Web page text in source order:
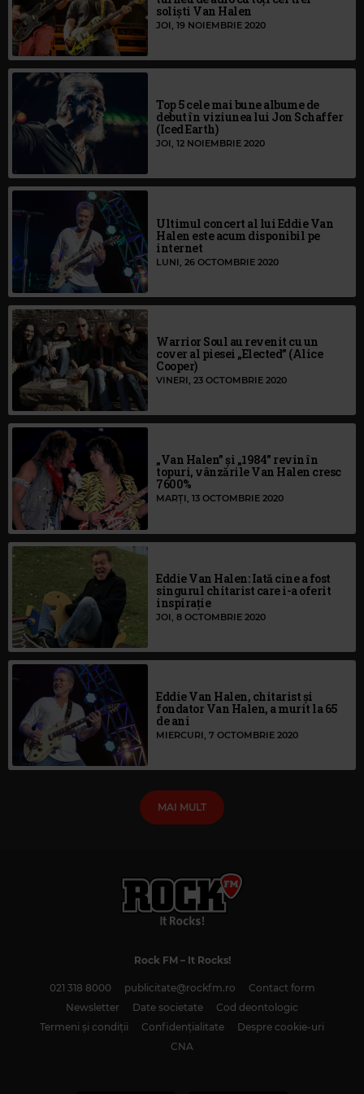
soliști Van Halen
JOI, 19 NOIEMBRIE 2020
Top 5 cele mai bune albume de
debut în viziunea lui Jon Schaffer
(Iced Earth)
JOI, 12 NOIEMBRIE 2020
Ultimul concert al lui Eddie Van
Halen este acum disponibil pe
internet
LUNI, 26 OCTOMBRIE 2020
Warrior Soul au revenit cu un
cover al piesei „Elected” (Alice
Cooper)
VINERI, 23 OCTOMBRIE 2020
„Van Halen” și „1984” revin în
topuri, vânzările Van Halen cresc
7600%
MARȚI, 13 OCTOMBRIE 2020
Eddie Van Halen: Iată cine a fost
singurul chitarist care i-a oferit
inspirație
JOI, 8 OCTOMBRIE 2020
Eddie Van Halen, chitarist şi
fondator Van Halen, a murit la 65
de ani
MIERCURI, 7 OCTOMBRIE 2020
MAI MULT
Rock FM– It Rocks!
021 318 8000 publicitate@rockfm.ro
Contact form
Newsletter
Date societate
Cod deontologic
Termeni și condiții
Confidențialitate
Despre cookie-uri
CNA